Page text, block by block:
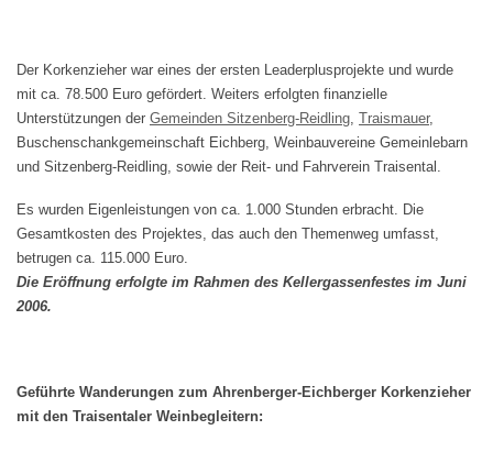
Der Korkenzieher war eines der ersten Leaderplusprojekte und wurde
mit ca. 78.500 Euro gefördert. Weiters erfolgten finanzielle
Unterstützungen der Gemeinden Sitzenberg-Reidling, Traismauer,
Buschenschankgemeinschaft Eichberg, Weinbauvereine Gemeinlebarn
und Sitzenberg-Reidling, sowie der Reit- und Fahrverein Traisental.
Es wurden Eigenleistungen von ca. 1.000 Stunden erbracht. Die
Gesamtkosten des Projektes, das auch den Themenweg umfasst,
betrugen ca. 115.000 Euro.
Die Eröffnung erfolgte im Rahmen des Kellergassenfestes im Juni
2006.
Geführte Wanderungen zum Ahrenberger-Eichberger Korkenzieher
mit den Traisentaler Weinbegleitern: